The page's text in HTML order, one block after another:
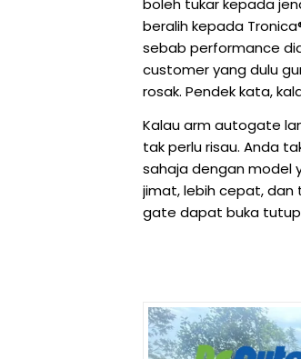
boleh tukar kepada
beralih kepada
sebab performance
customer yang dulu
rosak. Pendek kata,
Kalau arm autogate
tak perlu risau. Anda
sahaja dengan model
jimat, lebih cepat, dan
gate dapat buka